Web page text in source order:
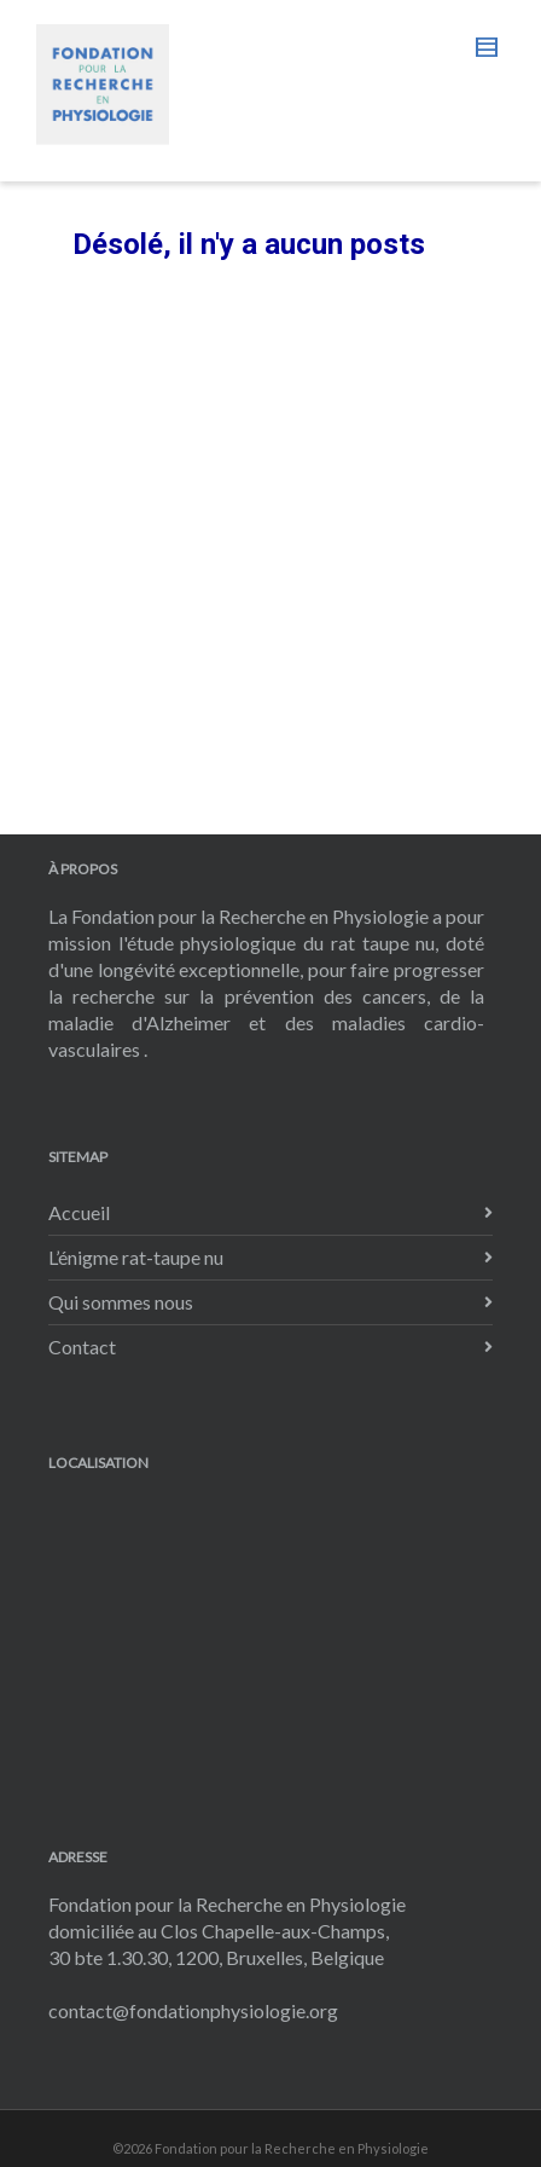
Désolé, il n'y a aucun posts
À PROPOS
La Fondation pour la Recherche en Physiologie a pour
mission l'étude physiologique du rat taupe nu, doté
d'une longévité exceptionnelle, pour faire progresser
la recherche sur la prévention des cancers, de la
maladie d'Alzheimer et des maladies cardio-
vasculaires .
SITEMAP
Accueil
L’énigme rat-taupe nu
Qui sommes nous
Contact
LOCALISATION
ADRESSE
Fondation pour la Recherche en Physiologie
domiciliée au Clos Chapelle-aux-Champs,
30 bte 1.30.30, 1200, Bruxelles, Belgique
contact@fondationphysiologie.org
©2026 Fondation pour la Recherche en Physiologie